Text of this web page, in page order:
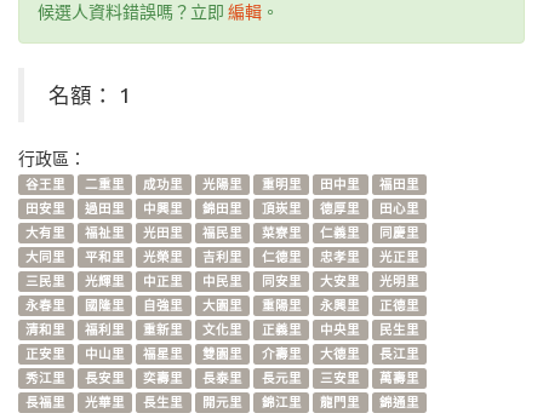
候選人資料錯誤嗎？立即 編輯 。
名額： 1
行政區：
谷王里 二重里 成功里 光陽里 重明里 田中里
福田里
田安里
過田里 中興里 錦田里 頂崁里 德厚里
田心里
大有里
福祉里 光田里 福民里 菜寮里 仁義里
同慶里
大同里
平和里 光榮里 吉利里 仁德里 忠孝里
光正里
三民里
光輝里 中正里 中民里 同安里 大安里
光明里
永春里
國隆里 自強里 大園里 重陽里 永興里
正德里
清和里
福利里 重新里 文化里 正義里 中央里
民生里
正安里
中山里 福星里 雙園里 介壽里 大德里
長江里
秀江里
長安里 奕壽里 長泰里 長元里 三安里
萬壽里
長福里
光華里 長生里 開元里 錦江里 龍門里
錦通里